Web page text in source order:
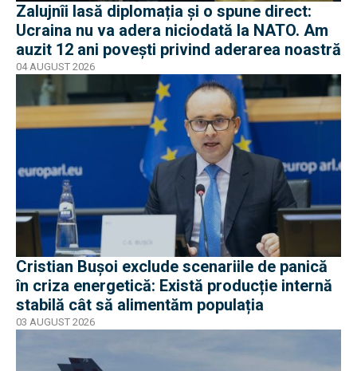
Zalujnîi lasă diplomația și o spune direct:
Ucraina nu va adera niciodată la NATO. Am
auzit 12 ani povești privind aderarea noastră
04 AUGUST 2026
Cristian Bușoi exclude scenariile de panică
în criza energetică: Există producție internă
stabilă cât să alimentăm populația
03 AUGUST 2026